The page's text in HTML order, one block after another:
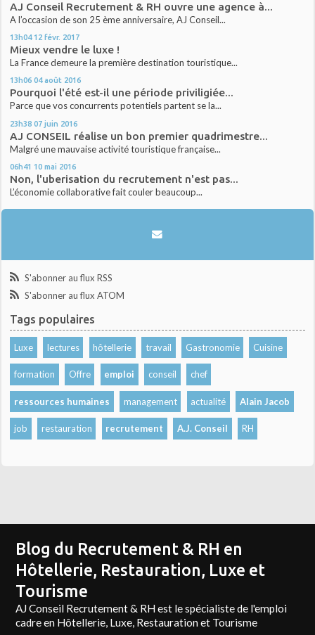
AJ Conseil Recrutement & RH ouvre une agence à...
A l’occasion de son 25 ème anniversaire, AJ Conseil...
13h04 12 févr. 2017
Mieux vendre le luxe !
La France demeure la première destination touristique...
13h06 04 août 2016
Pourquoi l'été est-il une période priviligiée...
Parce que vos concurrents potentiels partent se la...
23h38 07 juin 2016
AJ CONSEIL réalise un bon premier quadrimestre...
Malgré une mauvaise activité touristique française...
06h41 10 mai 2016
Non, l'uberisation du recrutement n'est pas...
L’économie collaborative fait couler beaucoup...
S'abonner au flux RSS
S'abonner au flux ATOM
Tags populaires
Luxe lectures hôtellerie travail Gastronomie Cuisine
formation Offre emploi conseil chef
ressources humaines management actualité Alain Jacob
job restauration recrutement A.J. Conseil RH
Blog du Recrutement & RH en
Hôtellerie, Restauration, Luxe et
Tourisme
AJ Conseil Recrutement & RH est le spécialiste de l'emploi
cadre en Hôtellerie, Luxe, Restauration et Tourisme